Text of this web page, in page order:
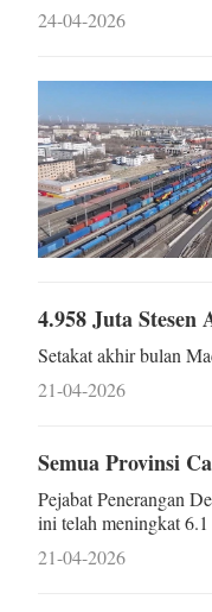
24-04-2026
4.958 Juta
Setakat akhir bulan
21-04-2026
Semua Provinsi
Pejabat Penerangan
ini telah meningkat
21-04-2026